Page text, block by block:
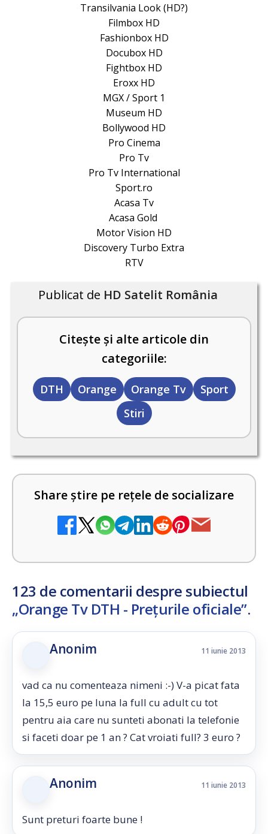
Transilvania Look (HD?)
Filmbox HD
Fashionbox HD
Docubox HD
Fightbox HD
Eroxx HD
MGX / Sport 1
Museum HD
Bollywood HD
Pro Cinema
Pro Tv
Pro Tv International
Sport.ro
Acasa Tv
Acasa Gold
Motor Vision HD
Discovery Turbo Extra
RTV
Publicat de HD Satelit România
Citește și alte articole din
categoriile:
DTH Orange Orange Tv
Sport
Stiri
Share știre pe rețele de socializare
123 de comentarii despre subiectul
„Orange Tv DTH - Prețurile oficiale”.
Anonim 11 iunie 2013
vad ca nu comenteaza nimeni :-) V-a picat fata
la 15,5 euro pe luna la full cu adult cu tot
pentru aia care nu sunteti abonati la telefonie
si faceti doar pe 1 an ? Cat vroiati full? 3 euro ?
Anonim 11 iunie 2013
Sunt preturi foarte bune !